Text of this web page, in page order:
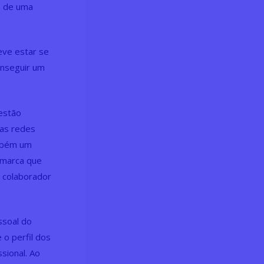
uma
estar se
um
redes
um
que
colaborador
do
o perfil dos
Ao